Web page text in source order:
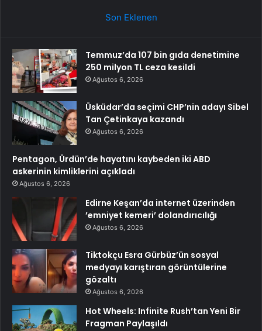
Son Eklenen
Temmuz’da 107 bin gıda denetimine
250 milyon TL ceza kesildi
Ağustos 6, 2026
Üsküdar’da seçimi CHP’nin adayı Sibel
Tan Çetinkaya kazandı
Ağustos 6, 2026
Pentagon, Ürdün’de hayatını kaybeden iki ABD
askerinin kimliklerini açıkladı
Ağustos 6, 2026
Edirne Keşan’da internet üzerinden
’emniyet kemeri’ dolandırıcılığı
Ağustos 6, 2026
Tiktokçu Esra Gürbüz’ün sosyal
medyayı karıştıran görüntülerine
gözaltı
Ağustos 6, 2026
Hot Wheels: Infinite Rush’tan Yeni Bir
Fragman Paylaşıldı